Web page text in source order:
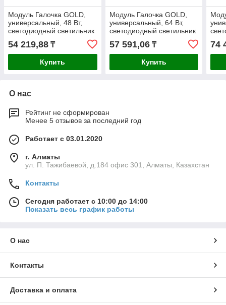
Модуль Галочка GOLD,
универсальный, 48 Вт,
светодиодный светильник
54 219,88 ₸
Купить
Модуль Галочка GOLD,
универсальный, 64 Вт,
светодиодный светильник
57 591,06₸
Купить
74
О нас
Рейтинг не сформирован
Менее 5 отзывов за последний год
Работает с 03.01.2020
г. Алматы
ул. П. Тажибаевой, д.184 офис 301, Алматы, Казахстан
Контакты
Сегодня работает с 10:00 до 14:00
Показать весь график работы
О нас
Контакты
Доставка и оплата